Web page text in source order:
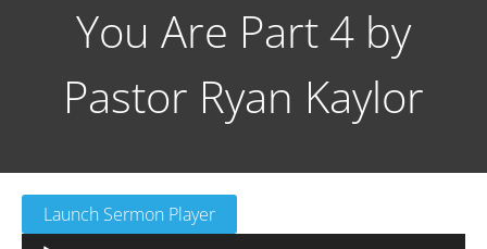
You Are Part 4 by
Pastor Ryan Kaylor
Launch Sermon Player